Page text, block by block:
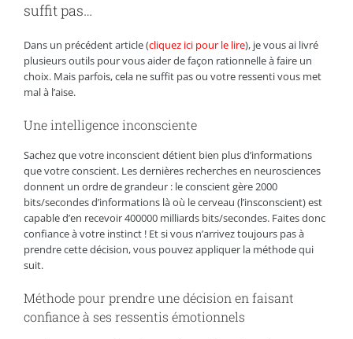
suffit pas…
Dans un précédent article (cliquez ici pour le lire), je vous ai livré
plusieurs outils pour vous aider de façon rationnelle à faire un
choix. Mais parfois, cela ne suffit pas ou votre ressenti vous met
mal à l’aise.
Une intelligence inconsciente
Sachez que votre inconscient détient bien plus d’informations
que votre conscient. Les dernières recherches en neurosciences
donnent un ordre de grandeur : le conscient gère 2000
bits/secondes d’informations là où le cerveau (l’insconscient) est
capable d’en recevoir 400000 milliards bits/secondes. Faites donc
confiance à votre instinct ! Et si vous n’arrivez toujours pas à
prendre cette décision, vous pouvez appliquer la méthode qui
suit.
Méthode pour prendre une décision en faisant
confiance à ses ressentis émotionnels